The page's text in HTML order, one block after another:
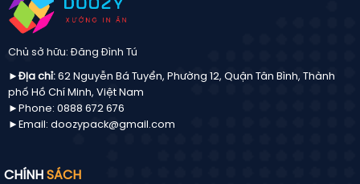
Chủ sở hữu: Đăng Đình Tú
►Địa chỉ: 62 Nguyễn Bá Tuyển, Phường 12, Quận Tân Bình, Thành
phố Hồ Chí Minh, Việt Nam
►Phone: 0888 672 676
►Email: doozypack@gmail.com
CHÍNH SÁCH